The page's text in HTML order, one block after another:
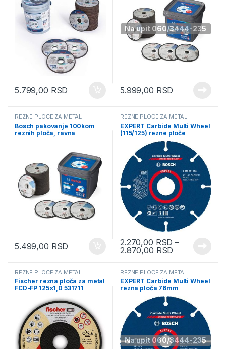
5.799,00 RSD
Na upit 060/3444-235
5.999,00 RSD
REZNE PLOČE ZA METAL
Bosch pakovanje 100kom
reznih ploča, ravna
5.499,00 RSD
REZNE PLOČE ZA METAL
EXPERT Carbide Multi Wheel
(115/125) rezne ploče
2.270,00 RSD –
2.870,00 RSD
REZNE PLOČE ZA METAL
Fischer rezna ploča za metal
FCD-FP 125×1,0 531711
Na upit 060/3444-235
REZNE PLOČE ZA METAL
EXPERT Carbide Multi Wheel
rezna ploča 76mm
2608901196